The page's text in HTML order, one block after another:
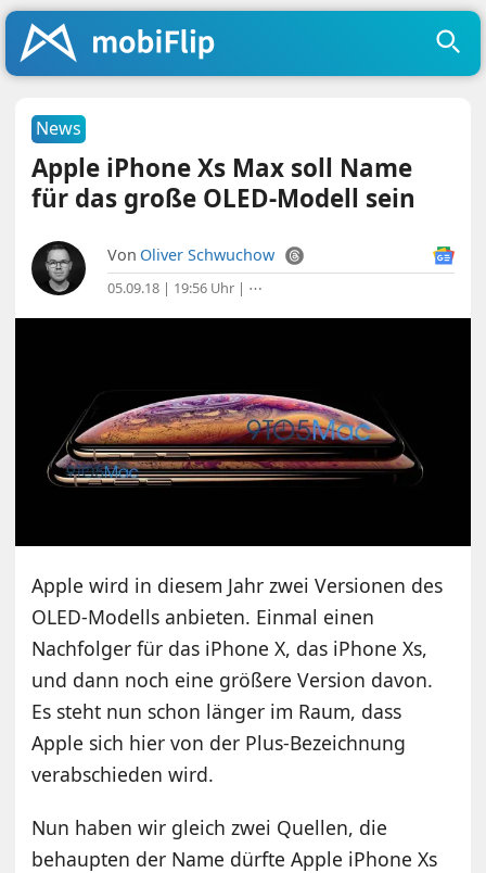
News
Apple iPhone Xs Max soll Name
für das große OLED-Modell sein
Von Oliver Schwuchow
05.09.18 | 19:56 Uhr | ⋯
Apple wird in diesem Jahr zwei Versionen des
OLED-Modells anbieten. Einmal einen
Nachfolger für das iPhone X, das iPhone Xs,
und dann noch eine größere Version davon.
Es steht nun schon länger im Raum, dass
Apple sich hier von der Plus-Bezeichnung
verabschieden wird.
Nun haben wir gleich zwei Quellen, die
behaupten der Name dürfte Apple iPhone Xs